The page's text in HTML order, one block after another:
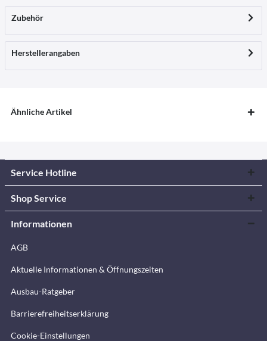
Zubehör
Herstellerangaben
Ähnliche Artikel
Service Hotline
Shop Service
Informationen
AGB
Aktuelle Informationen & Öffnungszeiten
Ausbau-Ratgeber
Barrierefreiheitserklärung
Cookie-Einstellungen